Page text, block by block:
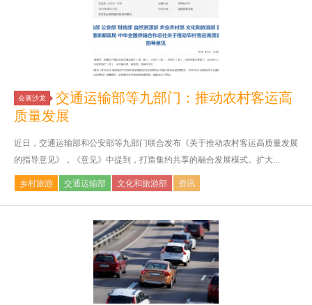
会展沙龙
交通运输部等九部门：推动农村客运高
质量发展
近日，交通运输部和公安部等九部门联合发布《关于推动农村客运高质量发展
的指导意见》，《意见》中提到，打造集约共享的融合发展模式。扩大...
乡村旅游 交通运输部 文化和旅游部 资讯